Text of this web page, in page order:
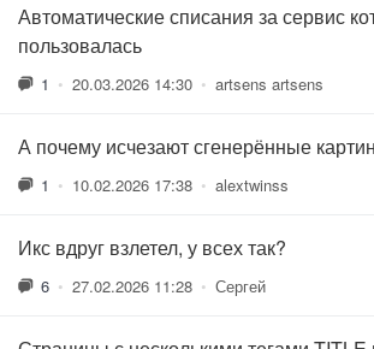
Автоматические списания за сервис
пользовалась
1 • 20.03.2026 14:30 • artsens artsens
А почему исчезают сгенерённые
1 • 10.02.2026 17:38 • alextwinss
Икс вдруг взлетел, у всех так?
6 • 27.02.2026 11:28 • Сергей